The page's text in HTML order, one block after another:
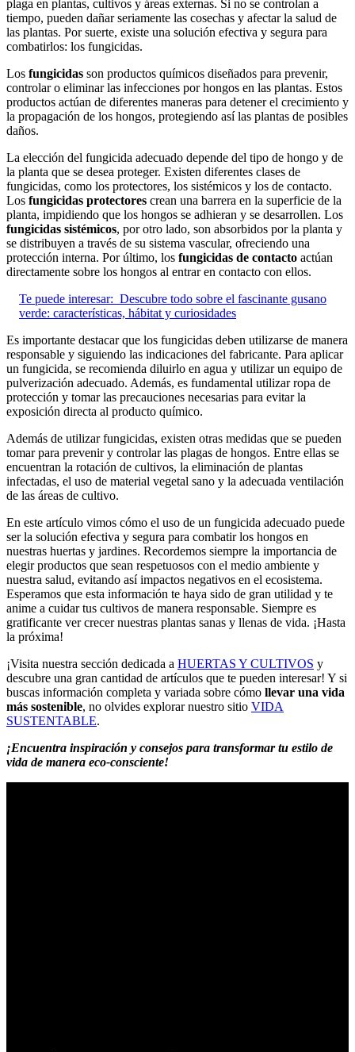
plaga en plantas, cultivos y áreas externas. Si no se controlan a
tiempo, pueden dañar seriamente las cosechas y afectar la salud de
las plantas. Por suerte, existe una solución efectiva y segura para
combatirlos: los fungicidas.
Los fungicidas son productos químicos diseñados para prevenir,
controlar o eliminar las infecciones por hongos en las plantas. Estos
productos actúan de diferentes maneras para detener el crecimiento y
la propagación de los hongos, protegiendo así las plantas de posibles
daños.
La elección del fungicida adecuado depende del tipo de hongo y de
la planta que se desea proteger. Existen diferentes clases de
fungicidas, como los protectores, los sistémicos y los de contacto.
Los fungicidas protectores crean una barrera en la superficie de la
planta, impidiendo que los hongos se adhieran y se desarrollen. Los
fungicidas sistémicos, por otro lado, son absorbidos por la planta y
se distribuyen a través de su sistema vascular, ofreciendo una
protección interna. Por último, los fungicidas de contacto actúan
directamente sobre los hongos al entrar en contacto con ellos.
Te puede interesar: Descubre todo sobre el fascinante gusano
verde: características, hábitat y curiosidades
Es importante destacar que los fungicidas deben utilizarse de manera
responsable y siguiendo las indicaciones del fabricante. Para aplicar
un fungicida, se recomienda diluirlo en agua y utilizar un equipo de
pulverización adecuado. Además, es fundamental utilizar ropa de
protección y tomar las precauciones necesarias para evitar la
exposición directa al producto químico.
Además de utilizar fungicidas, existen otras medidas que se pueden
tomar para prevenir y controlar las plagas de hongos. Entre ellas se
encuentran la rotación de cultivos, la eliminación de plantas
infectadas, el uso de material vegetal sano y la adecuada ventilación
de las áreas de cultivo.
En este artículo vimos cómo el uso de un fungicida adecuado puede
ser la solución efectiva y segura para combatir los hongos en
nuestras huertas y jardines. Recordemos siempre la importancia de
elegir productos que sean respetuosos con el medio ambiente y
nuestra salud, evitando así impactos negativos en el ecosistema.
Esperamos que esta información te haya sido de gran utilidad y te
anime a cuidar tus cultivos de manera responsable. Siempre es
gratificante ver crecer nuestras plantas sanas y llenas de vida. ¡Hasta
la próxima!
¡Visita nuestra sección dedicada a HUERTAS Y CULTIVOS y
descubre una gran cantidad de artículos que te pueden interesar! Y si
buscas información completa y variada sobre cómo llevar una vida
más sostenible, no olvides explorar nuestro sitio VIDA
SUSTENTABLE.
¡Encuentra inspiración y consejos para transformar tu estilo de
vida de manera eco-consciente!